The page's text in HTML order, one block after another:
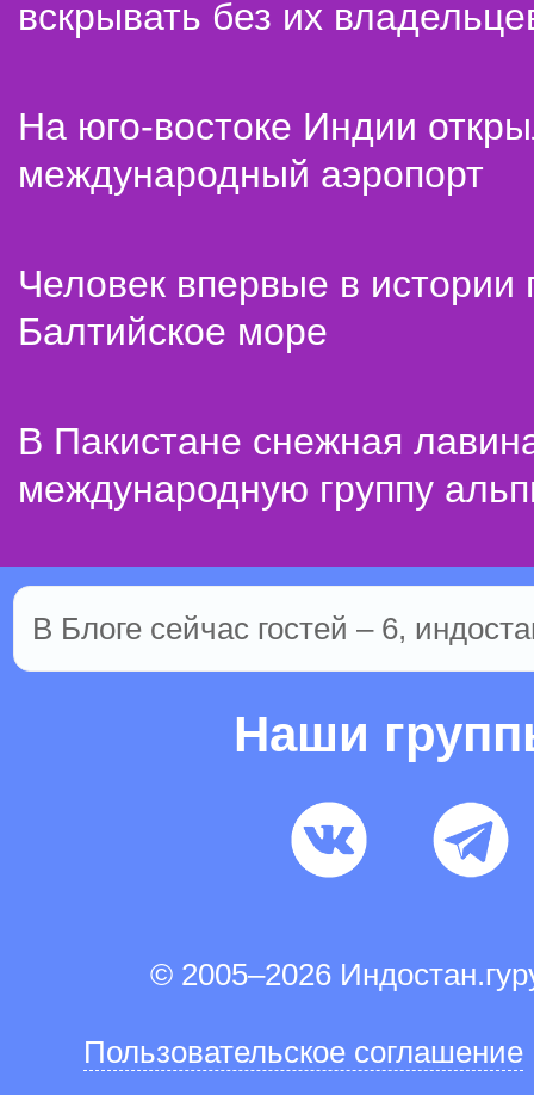
вскрывать без их
На юго-востоке Индии
международный аэропорт
Человек впервые в истории
Балтийское море
В Пакистане снежная
международную группу
В Блоге сейчас гостей – 6,
Наши
© 2005–2026
Пользовательское соглашение